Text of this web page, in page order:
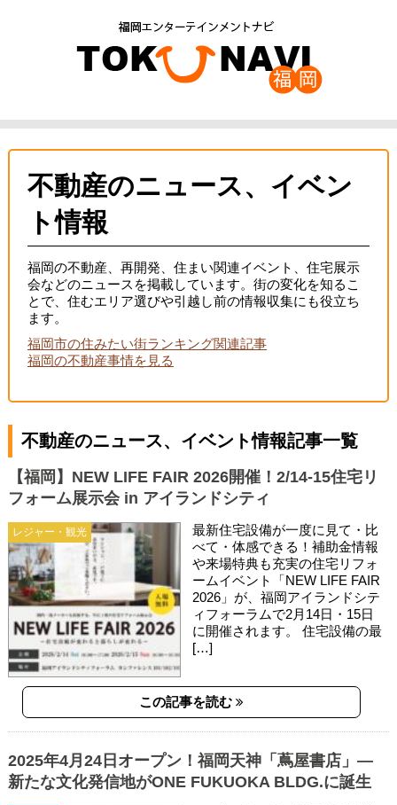
不動産のニュース、イベン
ト情報
福岡の不動産、再開発、住まい関連イベント、住宅展示
会などのニュースを掲載しています。街の変化を知るこ
とで、住むエリア選びや引越し前の情報収集にも役立ち
ます。
福岡市の住みたい街ランキング関連記事
福岡の不動産事情を見る
不動産のニュース、イベント情報記事一覧
レジャー・観光
【福岡】NEW LIFE FAIR 2026開催！2/14-15住宅リ
フォーム展示会 in アイランドシティ
最新住宅設備が一度に見て・比
べて・体感できる！補助金情報
や来場特典も充実の住宅リフォ
ームイベント「NEW LIFE FAIR
2026」が、福岡アイランドシテ
ィフォーラムで2月14日・15日
に開催されます。 住宅設備の最
[…]
この記事を読む
2025年4月24日オープン！福岡天神「蔦屋書店」—
新たな文化発信地がONE FUKUOKA BLDG.に誕生